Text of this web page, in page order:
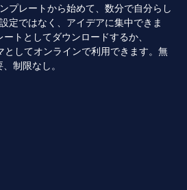
プレートから始めて、数分で自分らし
定ではなく、アイデアに集中できま
トとしてダウンロードするか、
してオンラインで利用できます。無
制限なし。